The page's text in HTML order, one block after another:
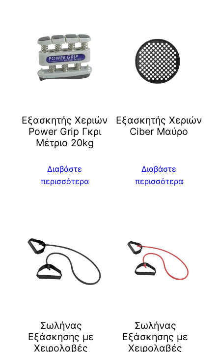
Εξασκητής Χεριών
Power Grip Γκρι
Μέτριο 20kg
Διαβάστε
περισσότερα
Eξασκητής Χεριών
Ciber Μαύρο
Διαβάστε
περισσότερα
Σωλήνας
Εξάσκησης με
Χειρολαβές
Σωλήνας
Εξάσκησης με
Χειρολαβές